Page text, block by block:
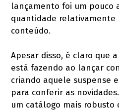
lançamento foi um pouco
quantidade relativamente
conteúdo.
Apesar disso, é claro que
está fazendo ao lançar
criando aquele suspense
para conferir as
um catálogo mais robusto